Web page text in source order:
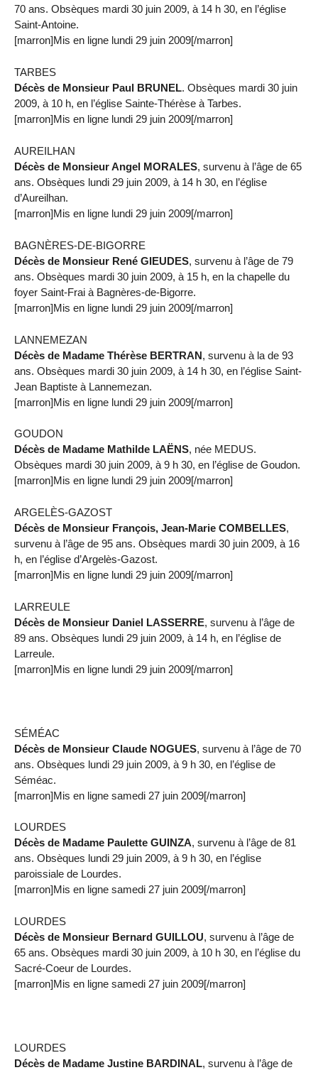
70 ans. Obsèques mardi 30 juin 2009, à 14 h 30, en l’église
Saint-Antoine.
[marron]Mis en ligne lundi 29 juin 2009[/marron]
TARBES
Décès de Monsieur Paul BRUNEL. Obsèques mardi 30 juin
2009, à 10 h, en l’église Sainte-Thérèse à Tarbes.
[marron]Mis en ligne lundi 29 juin 2009[/marron]
AUREILHAN
Décès de Monsieur Angel MORALES, survenu à l’âge de 65
ans. Obsèques lundi 29 juin 2009, à 14 h 30, en l’église
d’Aureilhan.
[marron]Mis en ligne lundi 29 juin 2009[/marron]
BAGNÈRES-DE-BIGORRE
Décès de Monsieur René GIEUDES, survenu à l’âge de 79
ans. Obsèques mardi 30 juin 2009, à 15 h, en la chapelle du
foyer Saint-Frai à Bagnères-de-Bigorre.
[marron]Mis en ligne lundi 29 juin 2009[/marron]
LANNEMEZAN
Décès de Madame Thérèse BERTRAN, survenu à la de 93
ans. Obsèques mardi 30 juin 2009, à 14 h 30, en l’église Saint-
Jean Baptiste à Lannemezan.
[marron]Mis en ligne lundi 29 juin 2009[/marron]
GOUDON
Décès de Madame Mathilde LAËNS, née MEDUS.
Obsèques mardi 30 juin 2009, à 9 h 30, en l’église de Goudon.
[marron]Mis en ligne lundi 29 juin 2009[/marron]
ARGELÈS-GAZOST
Décès de Monsieur François, Jean-Marie COMBELLES,
survenu à l’âge de 95 ans. Obsèques mardi 30 juin 2009, à 16
h, en l’église d’Argelès-Gazost.
[marron]Mis en ligne lundi 29 juin 2009[/marron]
LARREULE
Décès de Monsieur Daniel LASSERRE, survenu à l’âge de
89 ans. Obsèques lundi 29 juin 2009, à 14 h, en l’église de
Larreule.
[marron]Mis en ligne lundi 29 juin 2009[/marron]
SÉMÉAC
Décès de Monsieur Claude NOGUES, survenu à l’âge de 70
ans. Obsèques lundi 29 juin 2009, à 9 h 30, en l’église de
Séméac.
[marron]Mis en ligne samedi 27 juin 2009[/marron]
LOURDES
Décès de Madame Paulette GUINZA, survenu à l’âge de 81
ans. Obsèques lundi 29 juin 2009, à 9 h 30, en l’église
paroissiale de Lourdes.
[marron]Mis en ligne samedi 27 juin 2009[/marron]
LOURDES
Décès de Monsieur Bernard GUILLOU, survenu à l’âge de
65 ans. Obsèques mardi 30 juin 2009, à 10 h 30, en l’église du
Sacré-Coeur de Lourdes.
[marron]Mis en ligne samedi 27 juin 2009[/marron]
LOURDES
Décès de Madame Justine BARDINAL, survenu à l’âge de